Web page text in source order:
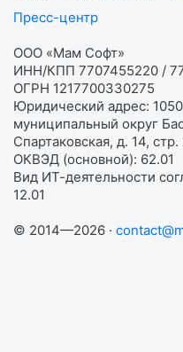
Пресс-центр
ООО «Мам Софт»
ИНН/КПП 7707455220 /
ОГРН 1217700330275
Юридический адрес:
муниципальный округ
Спартаковская, д. 14,
ОКВЭД (основной): 62.01
Вид ИТ-деятельности
12.01
© 2014—2026 ·